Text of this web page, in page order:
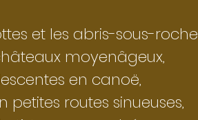
et les abris-sous-roche
moyenâgeux,
en canoë,
routes sinueuses,